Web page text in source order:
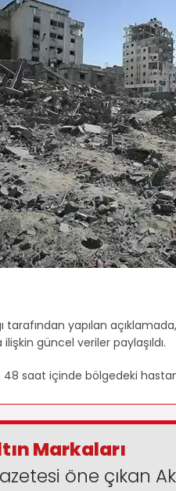
tarafından yapılan
ilişkin güncel veriler paylaşıldı.
saat içinde bölgedeki
Markaları
öne çıkan